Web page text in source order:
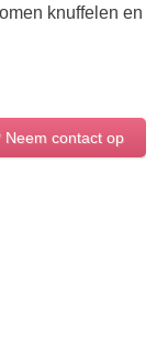
knuffelen en
contact op